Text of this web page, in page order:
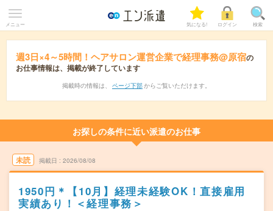
メニュー 気になる! ログイン 検索
週3日×4～5時間！ヘアサロン運営企業で経理事務@原宿の
お仕事情報は、掲載が終了しています
掲載時の情報は、 ページ下部 からご覧いただけます。
お探しの条件に近い派遣のお仕事
未読 掲載日 2026/08/08
1950円＊【10月】経理未経験OK！直接雇用
実績あり！＜経理事務＞